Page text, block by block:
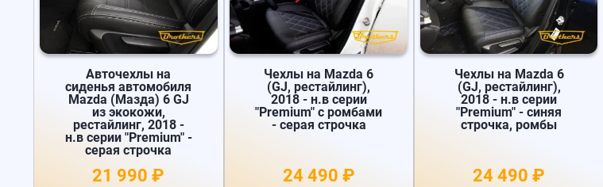
Авточехлы на
сиденья автомобиля
Mazda (Мазда) 6 GJ
из экокожи,
рестайлинг, 2018 -
н.в серии "Premium" -
серая строчка
21 990 ₽
Чехлы на Mazda 6
(GJ, рестайлинг),
2018 - н.в серии
"Premium" с ромбами
- серая строчка
24 490 ₽
Чехлы на Mazda 6
(GJ, рестайлинг),
2018 - н.в серии
"Premium" - синяя
строчка, ромбы
24 490 ₽